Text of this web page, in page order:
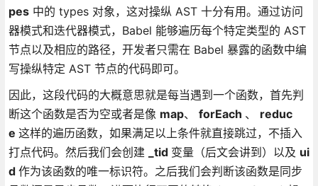
pes中的 types 对象，这对操纵 AST 十分有用。通过访问
器模式和迭代器模式，Babel 能够遍历每个特定类型的 AST
节点以及相应的路径，开发者只需在 Babel 暴露的函数中编
写操纵特定 AST 节点的代码即可。
因此，这段代码的大概意思就是每当遇到一个函数，首先判
断这个函数是否为空或者是像 map、 forEach 、 reduc
e 这样的遍历函数，如果满足以上条件就直接跳过，不插入
打点代码。然后我们会创建
_tid 变量（后文会讲到）以及 ui
d 作为该函数的唯一标识符。之后我们会判断该函数是同步